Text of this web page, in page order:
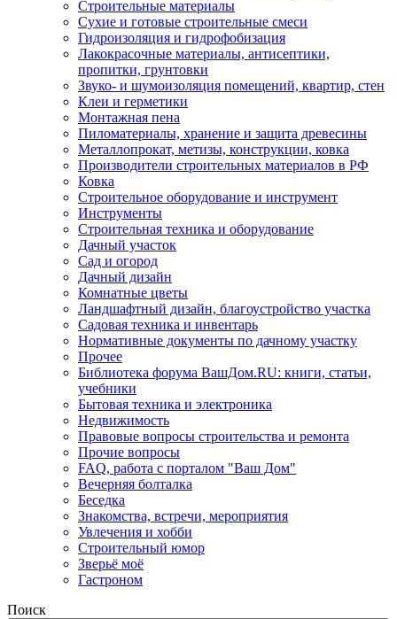
Строительные материалы
Сухие и готовые строительные смеси
Гидроизоляция и гидрофобизация
Лакокрасочные материалы, антисептики,
пропитки, грунтовки
Звуко- и шумоизоляция помещений, квартир, стен
Клеи и герметики
Монтажная пена
Пиломатериалы, хранение и защита древесины
Металлопрокат, метизы, конструкции, ковка
Производители строительных материалов в РФ
Ковка
Строительное оборудование и инструмент
Инструменты
Строительная техника и оборудование
Дачный участок
Сад и огород
Дачный дизайн
Комнатные цветы
Ландшафтный дизайн, благоустройство участка
Садовая техника и инвентарь
Нормативные документы по дачному участку
Прочее
Библиотека форума ВашДом.RU: книги, статьи,
учебники
Бытовая техника и электроника
Недвижимость
Правовые вопросы строительства и ремонта
Прочие вопросы
FAQ, работа с порталом "Ваш Дом"
Вечерняя болталка
Беседка
Знакомства, встречи, мероприятия
Увлечения и хобби
Строительный юмор
Зверьё моё
Гастроном
Поиск